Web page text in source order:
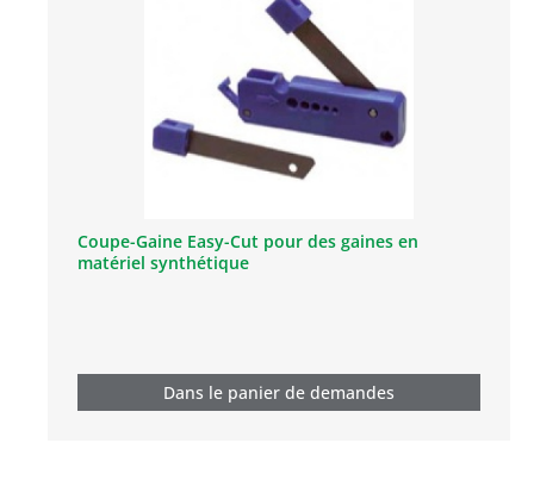
Coupe-Gaine Easy-Cut pour des gaines en
matériel synthétique
Dans le panier de demandes